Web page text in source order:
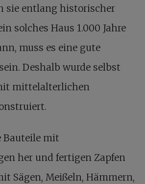
sie entlang historischer
solches Haus 1.000 Jahre
muss es eine gute
Deshalb wurde selbst
mittelalterlichen
Bauteile mit
her und fertigen Zapfen
Sägen, Meißeln, Hämmern,